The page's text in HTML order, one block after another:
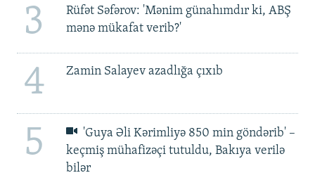
3
Rüfət Səfərov: 'Mənim günahımdır ki, ABŞ
mənə mükafat verib?'
4 Zamin Salayev azadlığa çıxıb
5
'Guya Əli Kərimliyə 850 min göndərib' –
keçmiş mühafizəçi tutuldu, Bakıya verilə
bilər